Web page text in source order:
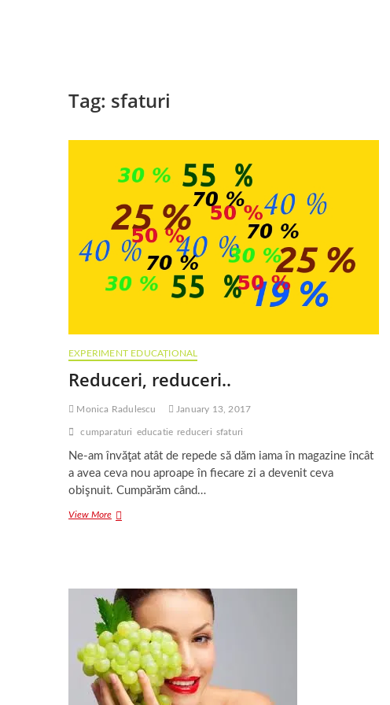
Tag: sfaturi
EXPERIMENT EDUCAȚIONAL
Reduceri, reduceri..
Monica Radulescu January 13, 2017
cumparaturi educatie reduceri sfaturi
Ne-am învăţat atât de repede să dăm iama în magazine încât
a avea ceva nou aproape în fiecare zi a devenit ceva
obişnuit. Cumpărăm când…
View MoreReduceri,